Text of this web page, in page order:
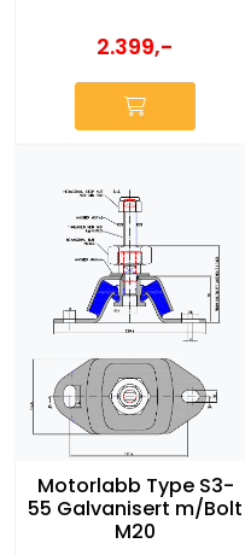
2.399,-
Motorlabb Type S3-
55 Galvanisert m/Bolt
M20